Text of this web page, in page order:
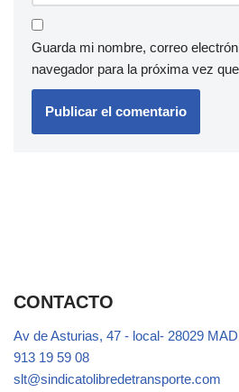
Guarda mi nombre, correo
navegador para la próxima vez
CONTACTO
Av de Asturias, 47 - local- 28029
913 19 59 08
slt@sindicatolibredetransporte.com